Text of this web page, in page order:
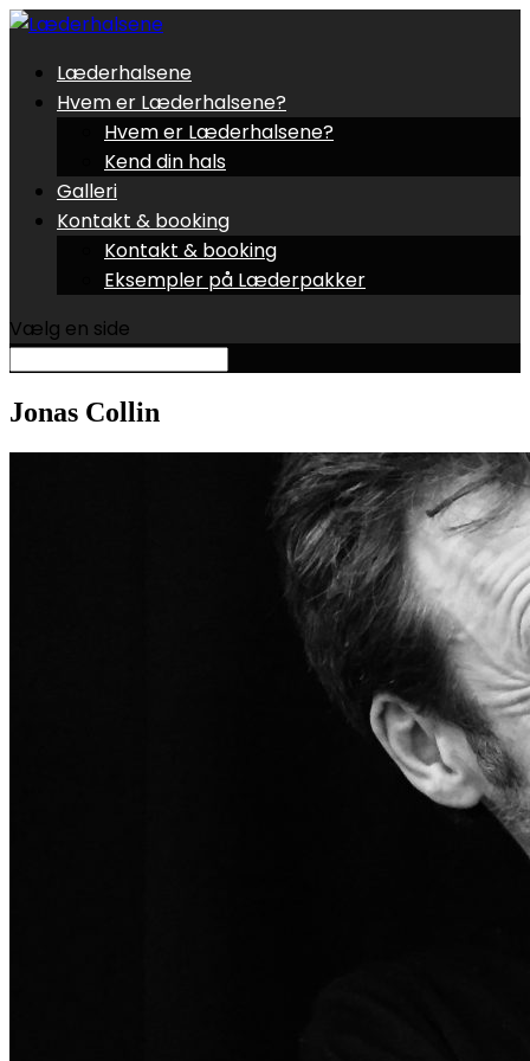
Læderhalsene
Hvem er Læderhalsene?
Hvem er Læderhalsene?
Kend din hals
Galleri
Kontakt & booking
Kontakt & booking
Eksempler på Læderpakker
Vælg en side
Jonas Collin